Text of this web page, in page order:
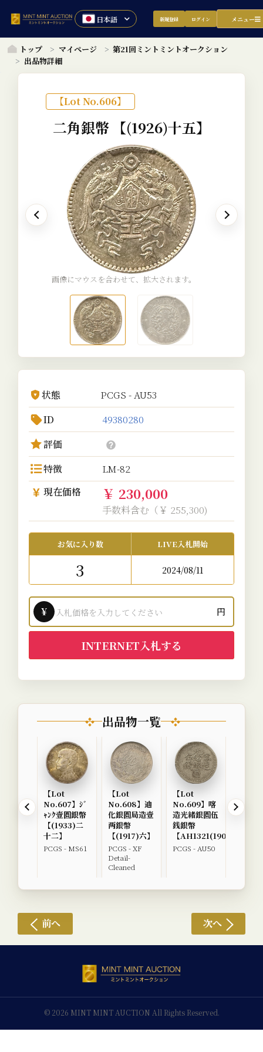
新規登録 ログイン メニュー
トップ マイページ
第21回ミントミントオークション
出品物詳細
【Lot No.606】
二角銀幣 【(1926)十五】
画像にマウスを合わせて、拡大されます。
状態
PCGS - AU53
ID
49380280
評価
特徴
LM-82
現在価格
￥ 230,000
手数料含む（￥ 255,300)
お気に入り数
3
LIVE入札開始
2024/08/11
¥ 円
INTERNET入札する
出品物一覧
【Lot
No.607】ｼﾞ
ｬﾝｸ壹圓銀幣
【(1933)二
十二】
PCGS - MS61
【Lot
No.608】迪
化銀圓局造壹
两銀幣
【(1917)六】
PCGS - XF
Detail-
Cleaned
【Lot
No.609】喀
造光緒銀圓伍
銭銀幣
【AH1321(1903)】
PCGS - AU50
疆省造
前へ 次へ
© 2026 MINT MINT AUCTION All Rights Reserved.